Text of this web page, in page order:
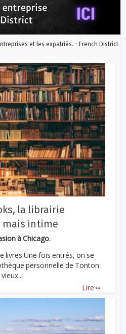
et les expatriés. - French District
la librairie
mais intime
à Chicago.
livres Une fois entrés, on se
personnelle de Tonton
Lire ...